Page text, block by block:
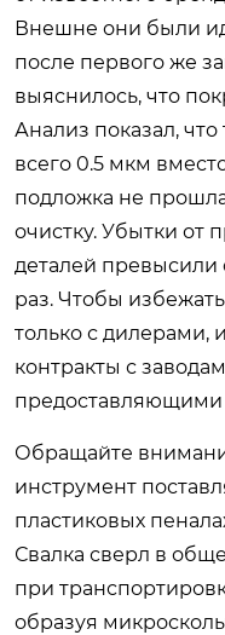
Внешне они были
после первого же
выяснилось, что
Анализ показал,
всего 0.5 мкм
подложка не
очистку. Убытки от
деталей превысили
раз. Чтобы
только с
контракты с
предоставляющими
Обращайте
инструмент
пластиковых
Свалка сверл в
при
образуя